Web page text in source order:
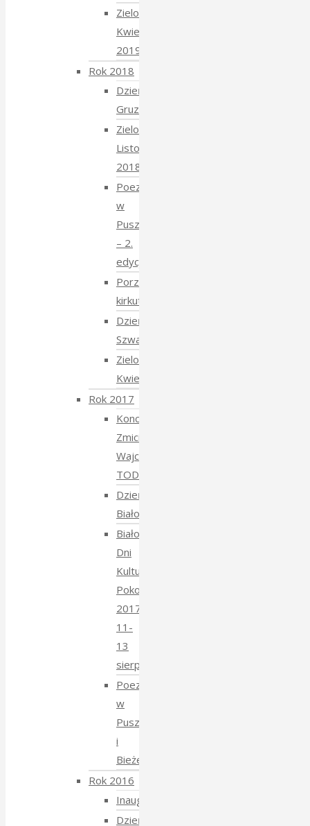
Zielony
Kwiecień
2019
Rok 2018
Dzień
Gruziński
Zielony
Listopad
2018
Poezja
w
Puszczy
– 2.
edycja
Porządkowanie
kirkutu
Dzień
Szwajcarski
Zielony
Kwiecień
Rok 2017
Koncert
Zmiciera
Wajciuszkiewicza
TODARA
Dzień
Białoruski
Białowieskie
Dni
Kultury
Pokoju
2017
11-
13
sierpnia
Poezja
w
Puszczy
i
Bieżeństwo
Rok 2016
Inauguracja
Dzień